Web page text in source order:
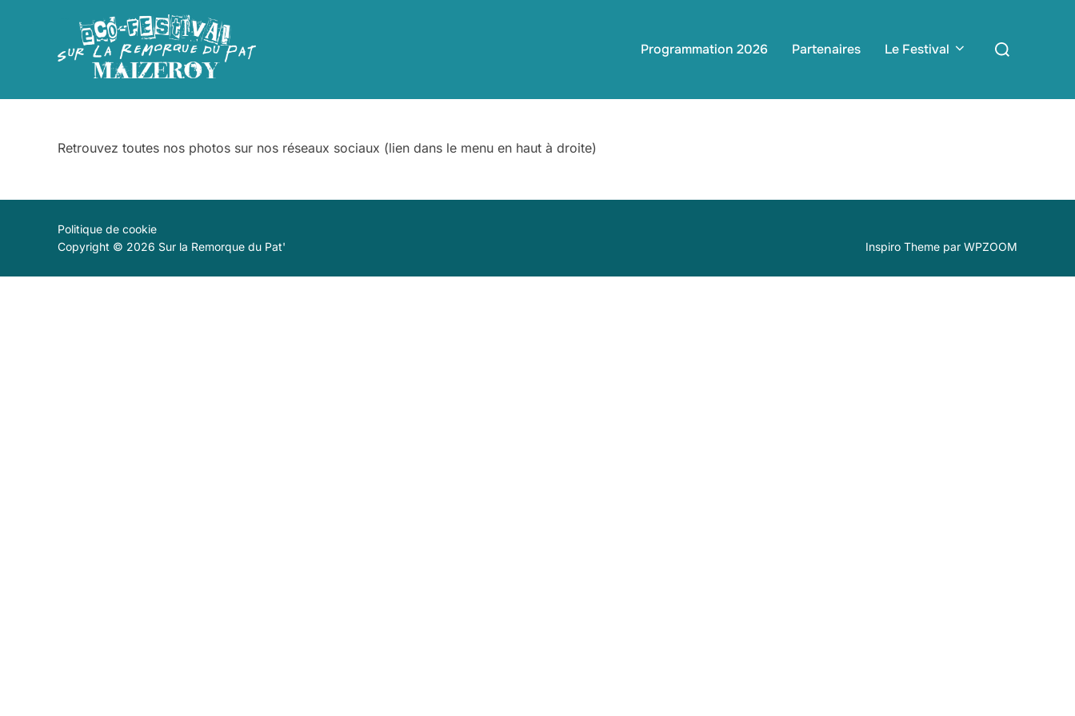
Programmation 2026 Partenaires Le Festival
Rechercher :
Retrouvez toutes nos photos sur nos réseaux sociaux (lien dans le menu en haut à droite)
Politique de cookie
Copyright © 2026 Sur la Remorque du Pat'
Inspiro Theme par WPZOOM